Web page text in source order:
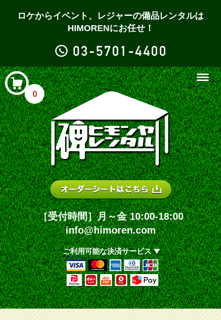
ロケからイベント、レジャーの備品レンタルは
HIMORENにお任せ！
0
ご利用可能な決済サービス
［受付時間］月～金 10:00-18:00
info@himoren.com
Menu